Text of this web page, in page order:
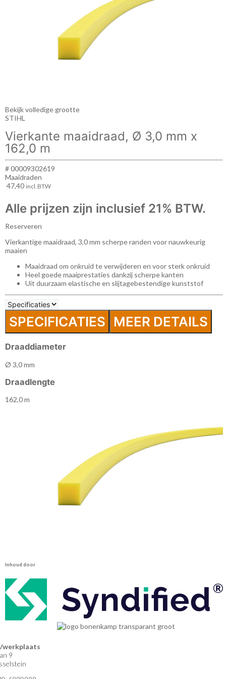
Bekijk volledige grootte
STIHL
Vierkante maaidraad, Ø 3,0 mm x
162,0 m
# 00009302619
Maaidraden
47,40 incl. BTW
Alle prijzen zijn inclusief 21% BTW.
Reserveren
Vierkantige maaidraad, 3,0 mm scherpe randen voor nauwkeurig
maaien
Maaidraad om onkruid te verwijderen en voor sterk onkruid
Heel goede maaiprestaties dankzij scherpe kanten
Uit duurzaam elastische en slijtagebestendige kunststof
SPECIFICATIES MEER DETAILS
Draaddiameter
Ø 3,0 mm
Draadlengte
162,0 m
Inhoud door
werkplaats
9